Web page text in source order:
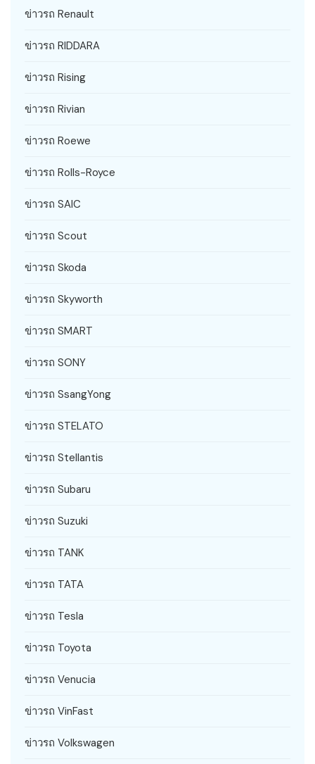
ข่าวรถ Renault
ข่าวรถ RIDDARA
ข่าวรถ Rising
ข่าวรถ Rivian
ข่าวรถ Roewe
ข่าวรถ Rolls-Royce
ข่าวรถ SAIC
ข่าวรถ Scout
ข่าวรถ Skoda
ข่าวรถ Skyworth
ข่าวรถ SMART
ข่าวรถ SONY
ข่าวรถ SsangYong
ข่าวรถ STELATO
ข่าวรถ Stellantis
ข่าวรถ Subaru
ข่าวรถ Suzuki
ข่าวรถ TANK
ข่าวรถ TATA
ข่าวรถ Tesla
ข่าวรถ Toyota
ข่าวรถ Venucia
ข่าวรถ VinFast
ข่าวรถ Volkswagen